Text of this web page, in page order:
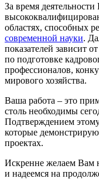
За время
областях, способных
современной науки.
показателей зависит
по подготовке
профессионалов,
мирового хозяйства.
Ваша работа – это
столь необходимы
Подтверждением
которые
проектах.
Искренне желаем Вам
и надеемся на